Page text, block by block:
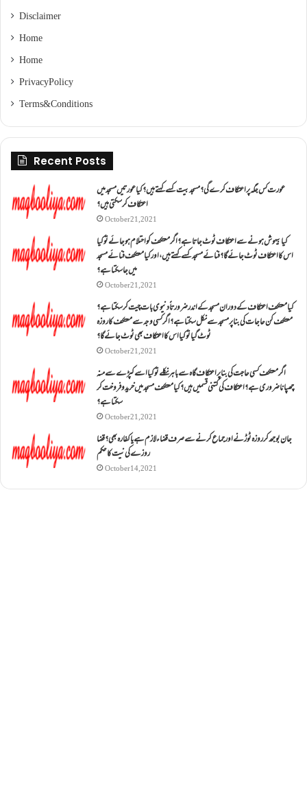
Disclaimer
Home
Home
Privacy Policy
Terms & Conditions
Recent Posts
عورت کس جگہ پر اعتکاف کرے گی؟مسجد بیت کسے کہتے ہیں؟کیا عورتیں مسجد میں
اعتکاف کر سکتی ہیں؟
October 21, 2021
کیا بیہوش ہونے سے اعتکاف ٹوٹ جاتا ہے؟ اگر معتکف کو احتلام ہو جائے تو کیا
اس کا اعتکاف ٹوٹ جائے گا؟فنائے مسجد کسے کہتے ہیں ، اور کیا معتکف فنائے مسجد
میں جا سکتا ہے؟
October 21, 2021
کیا معتکف اعتکاف کے دوران مسجد کے اندر ضرورتاً دنیوی بات چیت کر سکتا ہے؟
معتکف کن حاجات کی بنا پر مسجد سے نکل سکتا ہے؟ اگر کسی وجہ سے معتکف کا روزہ
ٹوٹ گیا تو کیا اس کا اعتکاف بھی ٹوٹ جائے گا؟
October 21, 2021
اگر معتکف کسی حاجت کی بنا پر اعتکاف گاہ سے باہر نکلے تو کیا اسے کپڑے سے منہ
چھپانا ضروری ہے؟اعتکاف کی کتنی قسمیں ہیں؟کیا معتکف مسجد میں خرید و فروخت کر
سکتا ہے؟
October 21, 2021
جان بوجھ کر روزہ ٹوڑنے اور جماع کرنے سے صرف قضاء لازم ہے یا کفارہ بھی؟ قضا
روزے کی نیت کا حکم
October 14, 2021